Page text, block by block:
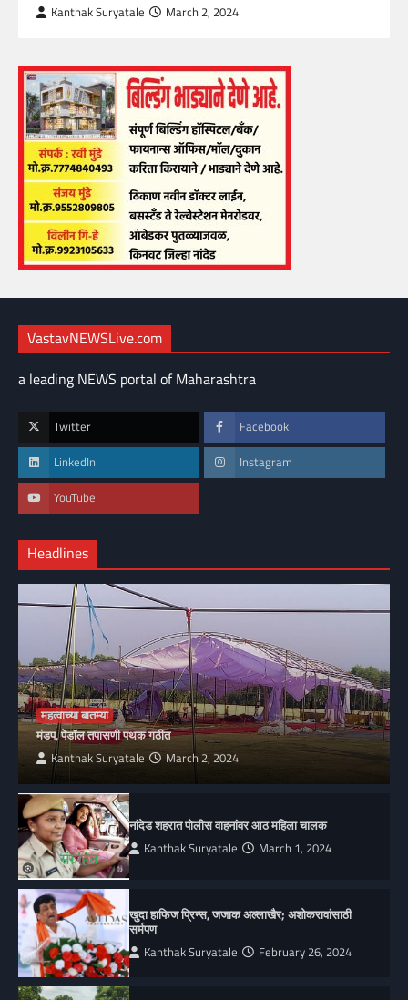
Kanthak Suryatale March 2, 2024
VastavNEWSLive.com
a leading NEWS portal of Maharashtra
Twitter Facebook
LinkedIn Instagram
YouTube
Headlines
महत्वाच्या बातम्या
मंडप, पेंडॉल तपासणी पथक गठीत
Kanthak Suryatale March 2, 2024
नांदेड शहरात पोलीस वाहनांवर आठ महिला चालक
Kanthak Suryatale March 1, 2024
खुदा हाफिज प्रिन्स, जजाक अल्लाखैर; अशोकरावांसाठी
सर्मपण
Kanthak Suryatale February 26, 2024